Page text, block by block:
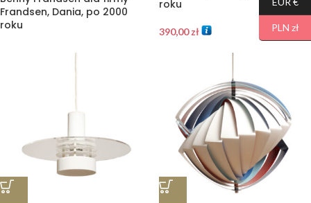
Frandsen, Dania, po 2000
roku
roku
390,00zł PLN zł